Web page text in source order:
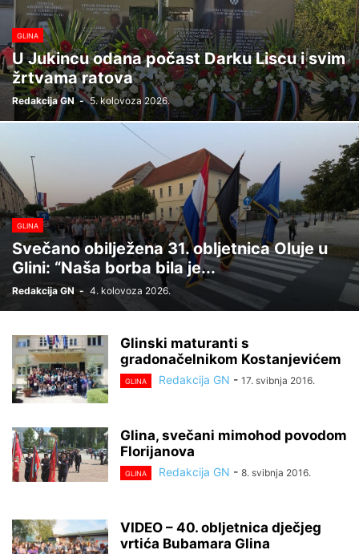
GLINA
U Jukincu odana počast Darku Liscu i svim
žrtvama ratova
Redakcija GN - 5. kolovoza 2026.
GLINA
Svečano obilježena 31. obljetnica Oluje u
Glini: “Naša borba bila je...
Redakcija GN - 4. kolovoza 2026.
Glinski maturanti s
gradonačelnikom Kostanjevićem
GLINA Redakcija GN - 17. svibnja 2016.
Glina, svečani mimohod povodom
Florijanova
GLINA Redakcija GN - 8. svibnja 2016.
VIDEO – 40. obljetnica dječjeg
vrtića Bubamara Glina